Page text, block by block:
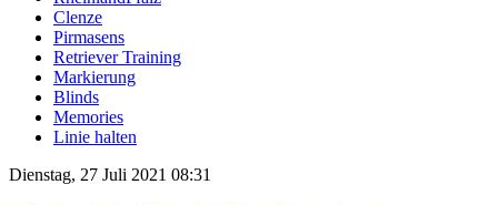
Clenze
Pirmasens
Retriever Training
Markierung
Blinds
Memories
Linie halten
Dienstag, 27 Juli 2021 08:31